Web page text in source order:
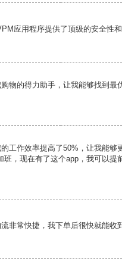
应用程序提供了顶级的安全性和
物的得力助手，让我能够找到最
工作效率提高了50%，让我能够
班，现在有了这个app，我可以提
非常快捷，我下单后很快就能收